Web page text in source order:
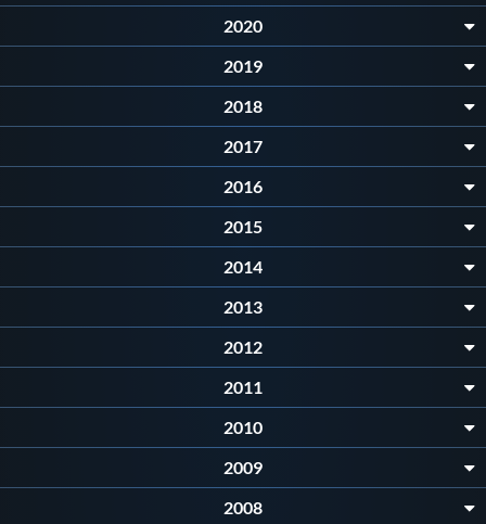
Area Legislativa
Qualità
Sostenibilità
Cookie Policy
Archivio News
2020
2019
2018
2017
2016
2015
2014
2013
2012
2011
2010
2009
2008